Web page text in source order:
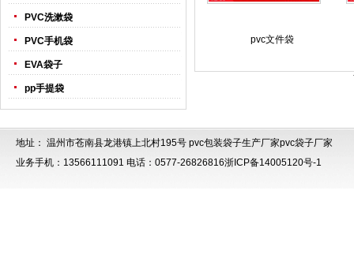
PVC洗漱袋
PVC手机袋
EVA袋子
pp手提袋
pvc文件袋
地址： 温州市苍南县龙港镇上北村195号 pvc包装袋子生产厂家pvc袋子厂家
业务手机：13566111091 电话：0577-26826816浙ICP备14005120号-1